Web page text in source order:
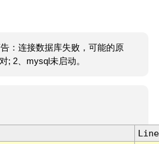
：连接数据库失败，可能的原
; 2、mysql未启动。
Line